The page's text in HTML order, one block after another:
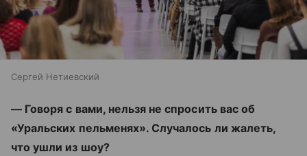
Сергей Нетиевский
— Говоря с вами, нельзя не спросить вас об
«Уральских пельменях». Случалось ли жалеть,
что ушли из шоу?